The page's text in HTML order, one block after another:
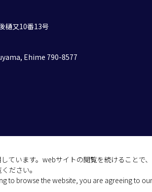
ています。webサイトの閲覧を続けることで
ださい。
to browse the website, you are agreeing to
樋又10番13号
Ehime 790-8577